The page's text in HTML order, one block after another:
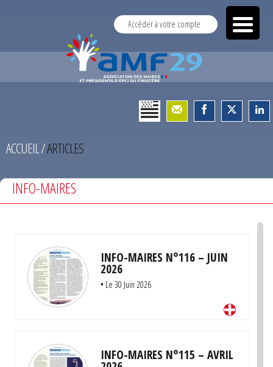
Accéder à votre compte
ACCUEIL/ARTICLES
INFO-MAIRES
INFO-MAIRES N°116 – JUIN
2026
• Le 30 Juin 2026
INFO-MAIRES N°115 – AVRIL